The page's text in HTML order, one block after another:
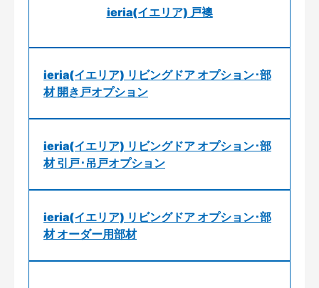
ieria(イエリア) 戸襖
ieria(イエリア) リビングドア オプション･部
材 開き戸オプション
ieria(イエリア) リビングドア オプション･部
材 引戸･吊戸オプション
ieria(イエリア) リビングドア オプション･部
材 オーダー用部材